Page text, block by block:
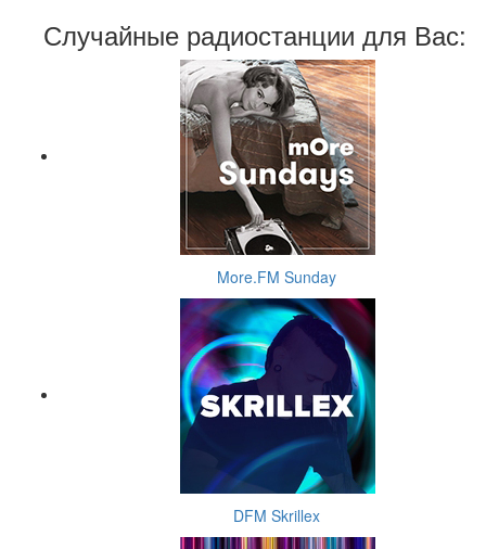
Случайные радиостанции для Вас:
More.FM Sunday
DFM Skrillex